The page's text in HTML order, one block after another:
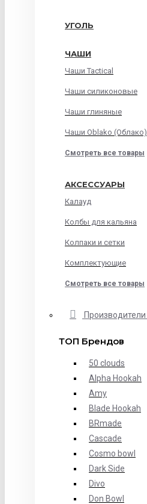
УГОЛЬ
ЧАШИ
Чаши Tactical
Чаши силиконовые
Чаши глиняные
Чаши Oblako (Облако)
Смотреть все товары
АКСЕССУАРЫ
Калауд
Колбы для кальяна
Колпаки и сетки
Комплектующие
Смотреть все товары
Производители
ТОП Брендов
50 clouds
Alpha Hookah
Amy
Blade Hookah
BRmade
Cascade
Cosmo bowl
Dark Side
Divo
Don Bowl